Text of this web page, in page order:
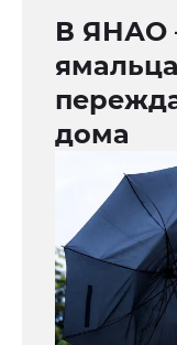
В ЯНАО
дома